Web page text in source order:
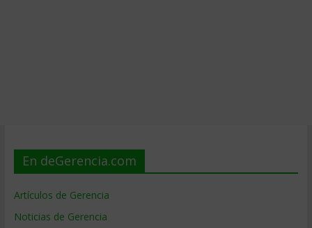
En deGerencia.com
Artículos de Gerencia
Noticias de Gerencia